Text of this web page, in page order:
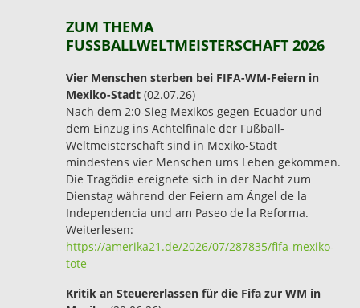
ZUM THEMA
FUSSBALLWELTMEISTERSCHAFT 2026
Vier Menschen sterben bei FIFA-WM-Feiern in
Mexiko-Stadt (02.07.26)
Nach dem 2:0-Sieg Mexikos gegen Ecuador und
dem Einzug ins Achtelfinale der Fußball-
Weltmeisterschaft sind in Mexiko-Stadt
mindestens vier Menschen ums Leben gekommen.
Die Tragödie ereignete sich in der Nacht zum
Dienstag während der Feiern am Ángel de la
Independencia und am Paseo de la Reforma.
Weiterlesen:
https://amerika21.de/2026/07/287835/fifa-mexiko-
tote
Kritik an Steuererlassen für die Fifa zur WM in